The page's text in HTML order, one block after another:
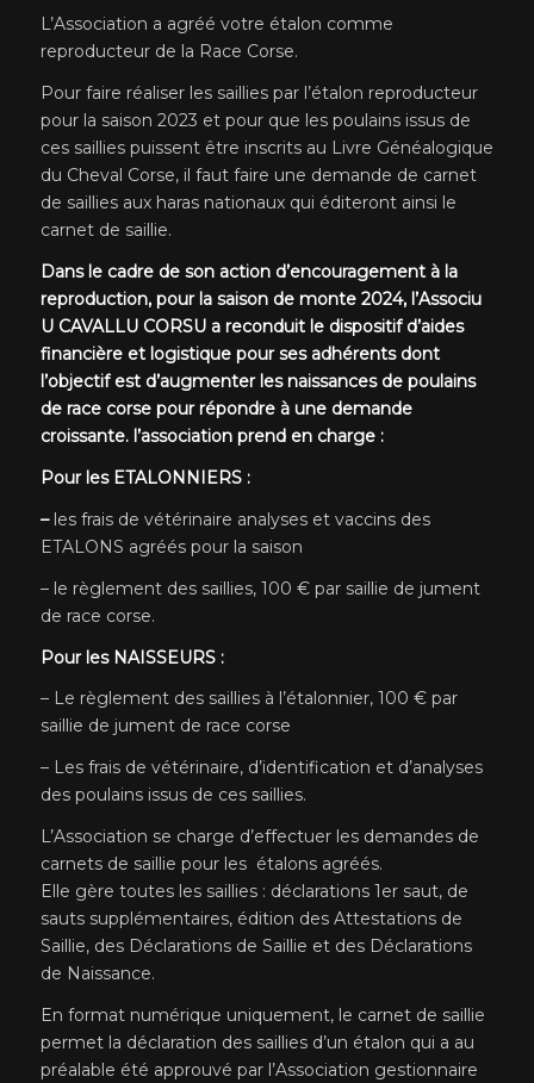
L’Association a agréé votre étalon comme
reproducteur de la Race Corse.
Pour faire réaliser les saillies par l’étalon reproducteur
pour la saison 2023 et pour que les poulains issus de
ces saillies puissent être inscrits au Livre Généalogique
du Cheval Corse, il faut faire une demande de carnet
de saillies aux haras nationaux qui éditeront ainsi le
carnet de saillie.
Dans le cadre de son action d’encouragement à la
reproduction, pour la saison de monte 2024, l’Associu
U CAVALLU CORSU a reconduit le dispositif d’aides
financière et logistique pour ses adhérents dont
l’objectif est d’augmenter les naissances de poulains
de race corse pour répondre à une demande
croissante. l’association prend en charge :
Pour les ETALONNIERS :
– les frais de vétérinaire analyses et vaccins des
ETALONS agréés pour la saison
– le règlement des saillies, 100 € par saillie de jument
de race corse.
Pour les NAISSEURS :
– Le règlement des saillies à l’étalonnier, 100 € par
saillie de jument de race corse
– Les frais de vétérinaire, d’identification et d’analyses
des poulains issus de ces saillies.
L’Association se charge d’effectuer les demandes de
carnets de saillie pour les étalons agréés.
Elle gère toutes les saillies : déclarations 1er saut, de
sauts supplémentaires, édition des Attestations de
Saillie, des Déclarations de Saillie et des Déclarations
de Naissance.
En format numérique uniquement, le carnet de saillie
permet la déclaration des saillies d’un étalon qui a au
préalable été approuvé par l’Association gestionnaire